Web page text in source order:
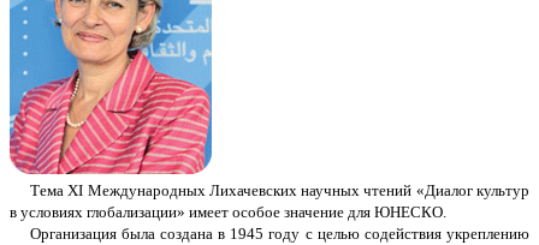
Тема XI Международных Лихачевских научных чтений «Диалог культур
в условиях глобализации» имеет особое значение для ЮНЕСКО.
Организация была создана в 1945 году с целью содействия укреплению